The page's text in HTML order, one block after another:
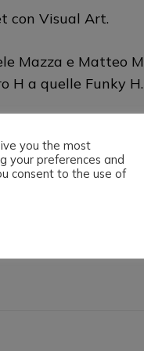
con Visual Art.
Mazza e Matteo
H a quelle Funky H.
you the most
your preferences and
consent to the use of